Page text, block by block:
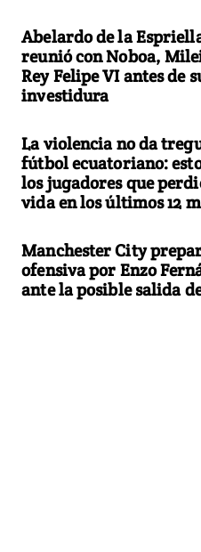
Abelardo de la
reunió con Noboa,
Rey Felipe VI antes de
investidura
La violencia no da
fútbol ecuatoriano:
los jugadores que
vida en los últimos 12
Manchester City
ofensiva por Enzo
ante la posible salida